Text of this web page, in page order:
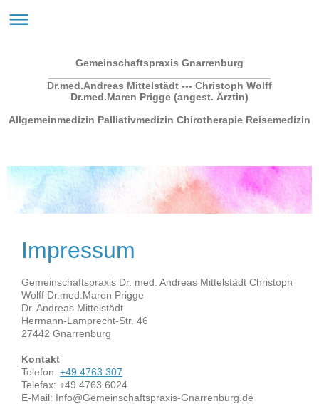
Gemeinschaftspraxis Gnarrenburg
Dr.med.Andreas Mittelstädt --- Christoph Wolff
Dr.med.Maren Prigge (angest. Ärztin)
Allgemeinmedizin Palliativmedizin Chirotherapie Reisemedizin
Impressum
Gemeinschaftspraxis Dr. med. Andreas Mittelstädt Christoph
Wolff Dr.med.Maren Prigge
Dr. Andreas Mittelstädt
Hermann-Lamprecht-Str. 46
27442 Gnarrenburg
Kontakt
Telefon: +49 4763 307
Telefax: +49 4763 6024
E-Mail: Info@Gemeinschaftspraxis-Gnarrenburg.de